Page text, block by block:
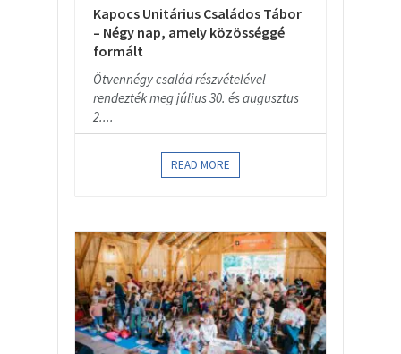
Kapocs Unitárius Családos Tábor
– Négy nap, amely közösséggé
formált
Ötvennégy család részvételével
rendezték meg július 30. és augusztus
2....
READ MORE